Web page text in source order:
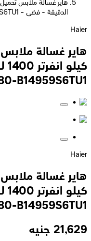
الدقيقة - فضى - HW80-B14959S6TU1
Haier
B14959S6TU1
Haier
B14959S6TU1
21,629 جنيه